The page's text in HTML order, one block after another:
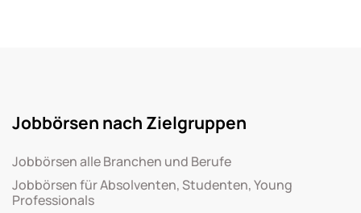
Jobbörsen nach Zielgruppen
Jobbörsen alle Branchen und Berufe
Jobbörsen für Absolventen, Studenten, Young
Professionals